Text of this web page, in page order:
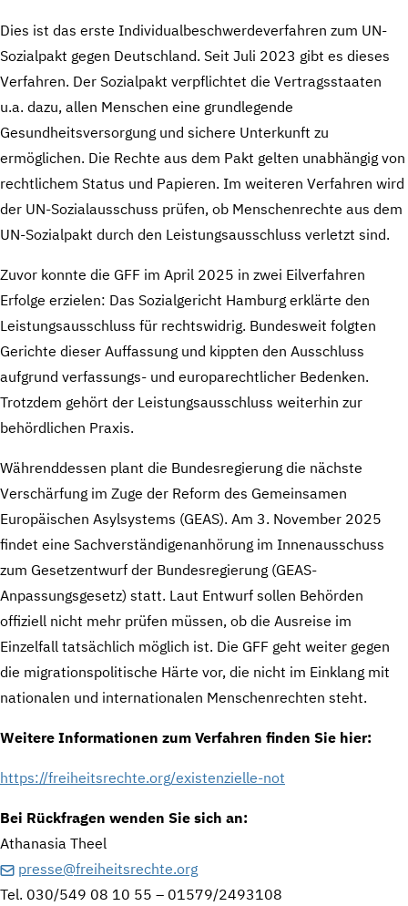
Dies ist das erste Individualbeschwerdeverfahren zum UN-
Sozialpakt gegen Deutschland. Seit Juli 2023 gibt es dieses
Verfahren. Der Sozialpakt verpflichtet die Vertragsstaaten
u.a. dazu, allen Menschen eine grundlegende
Gesundheitsversorgung und sichere Unterkunft zu
ermöglichen. Die Rechte aus dem Pakt gelten unabhängig von
rechtlichem Status und Papieren. Im weiteren Verfahren wird
der UN-Sozialausschuss prüfen, ob Menschenrechte aus dem
UN-Sozialpakt durch den Leistungsausschluss verletzt sind.
Zuvor konnte die GFF im April 2025 in zwei Eilverfahren
Erfolge erzielen: Das Sozialgericht Hamburg erklärte den
Leistungsausschluss für rechtswidrig. Bundesweit folgten
Gerichte dieser Auffassung und kippten den Ausschluss
aufgrund verfassungs- und europarechtlicher Bedenken.
Trotzdem gehört der Leistungsausschluss weiterhin zur
behördlichen Praxis.
Währenddessen plant die Bundesregierung die nächste
Verschärfung im Zuge der Reform des Gemeinsamen
Europäischen Asylsystems (GEAS). Am 3. November 2025
findet eine Sachverständigenanhörung im Innenausschuss
zum Gesetzentwurf der Bundesregierung (GEAS-
Anpassungsgesetz) statt. Laut Entwurf sollen Behörden
offiziell nicht mehr prüfen müssen, ob die Ausreise im
Einzelfall tatsächlich möglich ist. Die GFF geht weiter gegen
die migrationspolitische Härte vor, die nicht im Einklang mit
nationalen und internationalen Menschenrechten steht.
Weitere Informationen zum Verfahren finden Sie hier:
https://freiheitsrechte.org/existenzielle-not
Bei Rückfragen wenden Sie sich an:
Athanasia Theel
presse@freiheitsrechte.org
Tel. 030/549 08 10 55 – 01579/2493108